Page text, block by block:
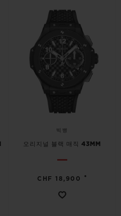
빅뱅
오리지널 블랙 매직 43MM
CHF 18,900 •
연락처
부티크 검색